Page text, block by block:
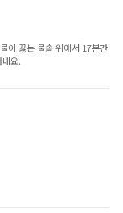
이 끓는 물솥 위에서 17분간
요.